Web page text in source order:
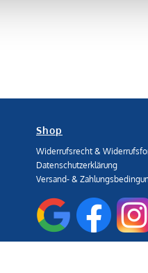
Shop
Widerrufsrecht &
Datenschutzerklärung
Versand- &